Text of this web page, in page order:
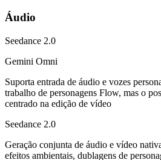
Áudio
Seedance 2.0
Gemini Omni
Suporta entrada de áudio e vozes
trabalho de personagens Flow, mas o
centrado na edição de vídeo
Seedance 2.0
Geração conjunta de áudio e vídeo
efeitos ambientais, dublagens de